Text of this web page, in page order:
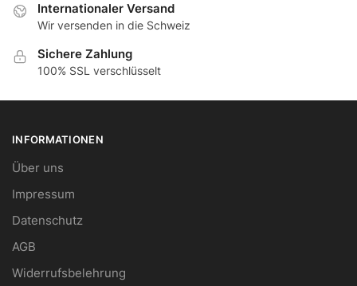
Internationaler Versand
Wir versenden in die Schweiz
Sichere Zahlung
100% SSL verschlüsselt
INFORMATIONEN
Über uns
Impressum
Datenschutz
AGB
Widerrufsbelehrung